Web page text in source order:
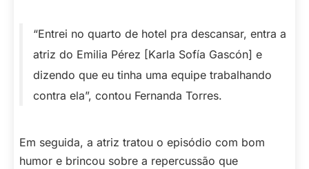
“Entrei no quarto de hotel pra descansar, entra a
atriz do Emilia Pérez [Karla Sofía Gascón] e
dizendo que eu tinha uma equipe trabalhando
contra ela”, contou Fernanda Torres.
Em seguida, a atriz tratou o episódio com bom
humor e brincou sobre a repercussão que